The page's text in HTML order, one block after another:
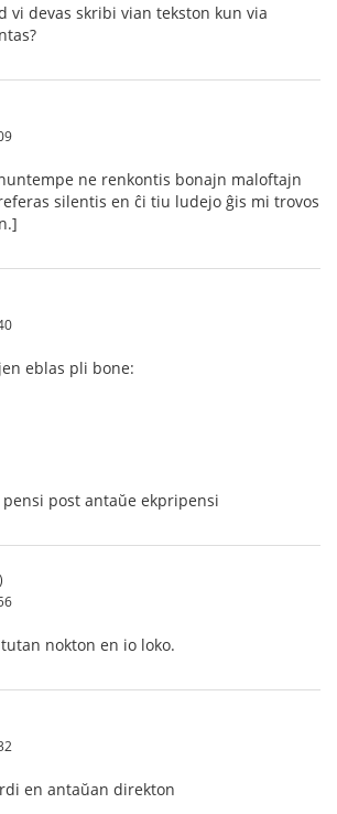
vi devas skribi vian tekston kun via
ne renkontis bonajn maloftajn
silentis en ĉi tiu ludejo ĝis mi trovos
eblas pli bone:
post antaŭe ekpripensi
nokton en io loko.
en antaŭan direkton